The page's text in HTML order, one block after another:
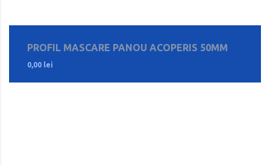
PROFIL MASCARE PANOU ACOPERIS 50MM
0,00 lei